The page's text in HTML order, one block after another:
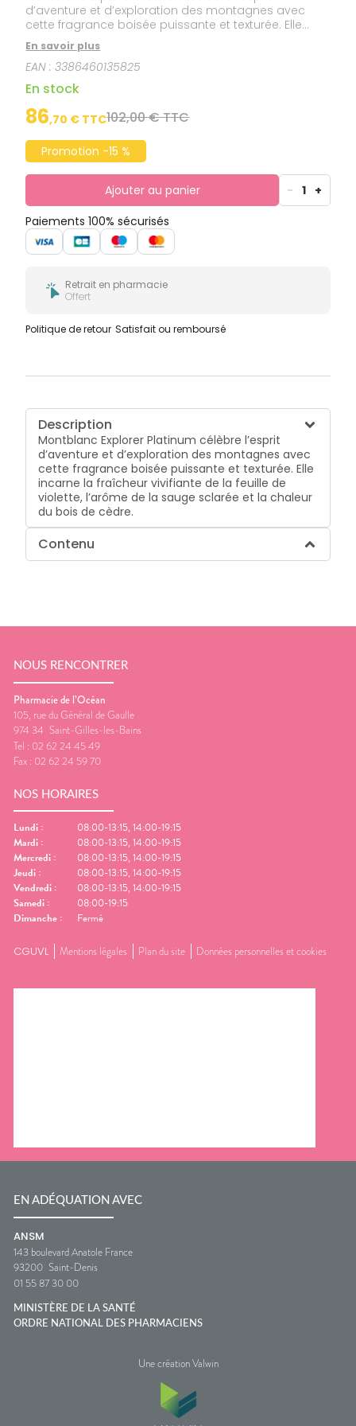
d’aventure et d’exploration des montagnes avec
cette fragrance boisée puissante et texturée. Elle
incarne la fraîcheur vivifiante de la feuille de violette,
l’arôme de la sauge sclarée et la chaleur du bois de
cèdre.
En savoir plus
EAN :3386460135825
En stock
86,70 € TTC102,00 € TTC
Promotion -15 %
Ajouter au panier - 1 +
Paiements 100% sécurisés
Retrait en pharmacie
Offert
Politique de retour Satisfait ou remboursé
Description
Montblanc Explorer Platinum célèbre l’esprit
d’aventure et d’exploration des montagnes avec
cette fragrance boisée puissante et texturée. Elle
incarne la fraîcheur vivifiante de la feuille de
violette, l’arôme de la sauge sclarée et la chaleur
du bois de cèdre.
Contenu
NOUS RENCONTRER
Pharmacie de l’Océan
105, rue du Général de Gaulle
974 34 Saint-Gilles-les-Bains
Tel : 02 62 24 45 49
Fax : 02 62 24 59 70
NOS HORAIRES
Lundi :
08:00-13:15, 14:00-19:15
Mardi :
08:00-13:15, 14:00-19:15
Mercredi :
08:00-13:15, 14:00-19:15
Jeudi :
08:00-13:15, 14:00-19:15
Vendredi :
08:00-13:15, 14:00-19:15
Samedi :
08:00-19:15
Dimanche : Fermé
CGUVL Mentions légales Plan du site Données personnelles et cookies
EN ADÉQUATION AVEC
ANSM
143 boulevard Anatole France
93200 Saint-Denis
01 55 87 30 00
MINISTÈRE DE LA SANTÉ
ORDRE NATIONAL DES PHARMACIENS
Une création Valwin